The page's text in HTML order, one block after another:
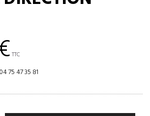
TTC
04 75 47 35 81